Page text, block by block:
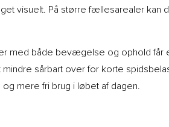
visuelt. På større fællesarealer
med både bevægelse og ophold
sårbart over for korte
mere fri brug i løbet af dagen.